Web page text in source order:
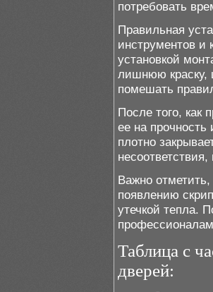
потребовать
Правильная
инструментов и
установкой
лишнюю краску,
помешать
После того, как
ее на
плотно
Важно отметить,
появлению
утечкой тепла.
Таблица с
дверей: